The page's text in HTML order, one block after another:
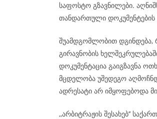
საფოსტო გზავნილები.
თანდართული დოკუმენტების
შუამდგომლობით დგინდება,
გირავნობის
დოკუმენტაცია გაიგზავნა
მცდელობა უშედეგო
ადრესატი არ იმყოფებოდა
,,არბიტრაჟის შესახებ’’